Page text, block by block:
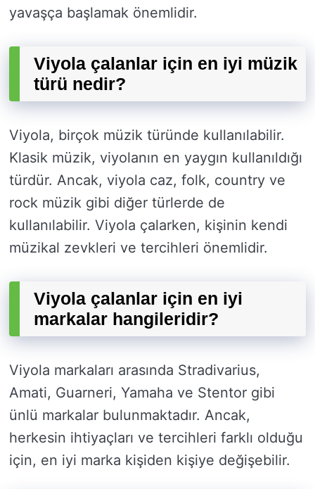
yavaşça başlamak önemlidir.
Viyola çalanlar için en iyi müzik
türü nedir?
Viyola, birçok müzik türünde kullanılabilir.
Klasik müzik, viyolanın en yaygın kullanıldığı
türdür. Ancak, viyola caz, folk, country ve
rock müzik gibi diğer türlerde de
kullanılabilir. Viyola çalarken, kişinin kendi
müzikal zevkleri ve tercihleri önemlidir.
Viyola çalanlar için en iyi
markalar hangileridir?
Viyola markaları arasında Stradivarius,
Amati, Guarneri, Yamaha ve Stentor gibi
ünlü markalar bulunmaktadır. Ancak,
herkesin ihtiyaçları ve tercihleri farklı olduğu
için, en iyi marka kişiden kişiye değişebilir.